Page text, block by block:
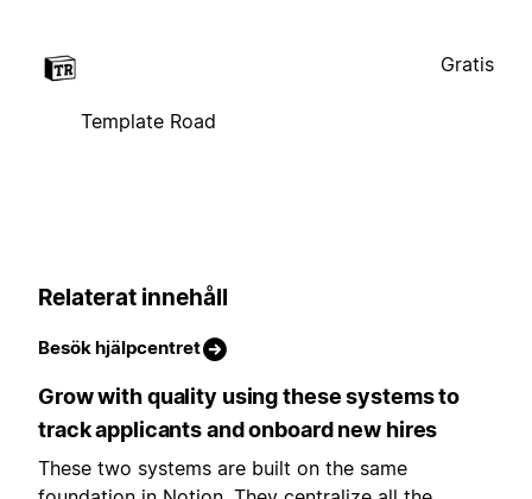
Template Road
Gratis
Relaterat innehåll
Besök hjälpcentret
Grow with quality using these systems to
track applicants and onboard new hires
These two systems are built on the same